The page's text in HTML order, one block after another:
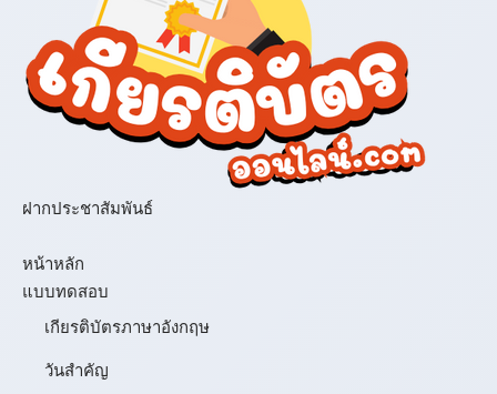
ฝากประชาสัมพันธ์
หน้าหลัก
แบบทดสอบ
เกียรติบัตรภาษาอังกฤษ
วันสำคัญ